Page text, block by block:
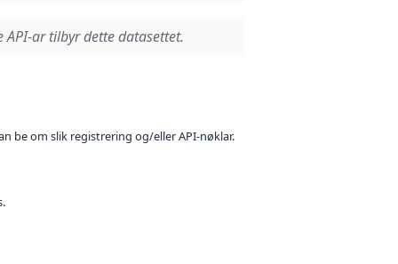
API-ar tilbyr dette datasettet.
be om slik registrering og/eller API-nøklar.